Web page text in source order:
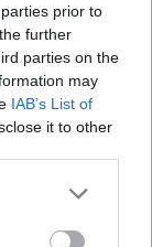
prior to
further
parties on the
may
IAB’s List of
it to other
more Google
may click to